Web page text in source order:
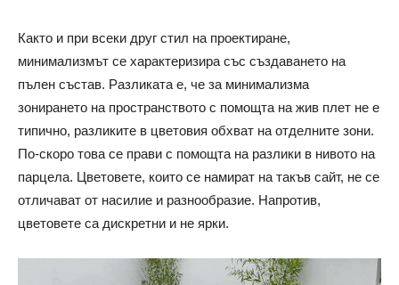
Както и при всеки друг стил на проектиране,
минимализмът се характеризира със създаването на
пълен състав. Разликата е, че за минимализма
зонирането на пространството с помощта на жив плет не е
типично, разликите в цветовия обхват на отделните зони.
По-скоро това се прави с помощта на разлики в нивото на
парцела. Цветовете, които се намират на такъв сайт, не се
отличават от насилие и разнообразие. Напротив,
цветовете са дискретни и не ярки.